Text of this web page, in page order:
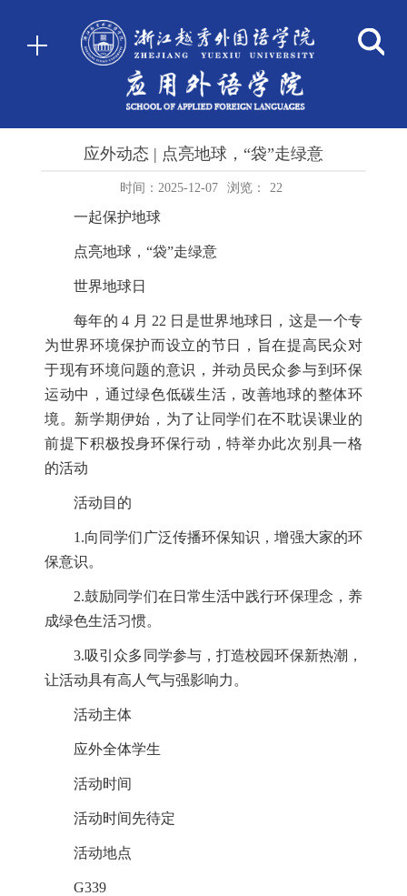
应外动态 | 点亮地球，“袋”走绿意
时间：2025-12-07 浏览： 22
一起保护地球
点亮地球，“袋”走绿意
世界地球日
每年的 4 月 22 日是世界地球日，这是一个专
为世界环境保护而设立的节日，旨在提高民众对
于现有环境问题的意识，并动员民众参与到环保
运动中，通过绿色低碳生活，改善地球的整体环
境。新学期伊始，为了让同学们在不耽误课业的
前提下积极投身环保行动，特举办此次别具一格
的活动
活动目的
1.向同学们广泛传播环保知识，增强大家的环
保意识。
2.鼓励同学们在日常生活中践行环保理念，养
成绿色生活习惯。
3.吸引众多同学参与，打造校园环保新热潮，
让活动具有高人气与强影响力。
活动主体
应外全体学生
活动时间
活动时间先待定
活动地点
G339